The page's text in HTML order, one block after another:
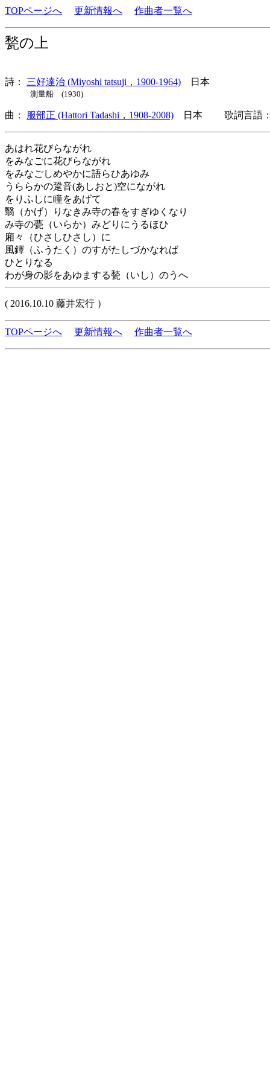
TOPページへ 更新情報へ 作曲者一覧へ
甃の上
詩： 三好達治 (Miyoshi tatsuji，1900-1964) 日本
測量船 (1930)
曲： 服部正 (Hattori Tadashi，1908-2008) 日本 歌詞言語：
あはれ花びらながれ
をみなごに花びらながれ
をみなごしめやかに語らひあゆみ
うららかの跫音(あしおと)空にながれ
をりふしに瞳をあげて
翳（かげ）りなきみ寺の春をすぎゆくなり
み寺の甍（いらか）みどりにうるほひ
廂々（ひさしひさし）に
風鐸（ふうたく）のすがたしづかなれば
ひとりなる
わが身の影をあゆまする甃（いし）のうへ
( 2016.10.10 藤井宏行 ）
TOPページへ 更新情報へ 作曲者一覧へ